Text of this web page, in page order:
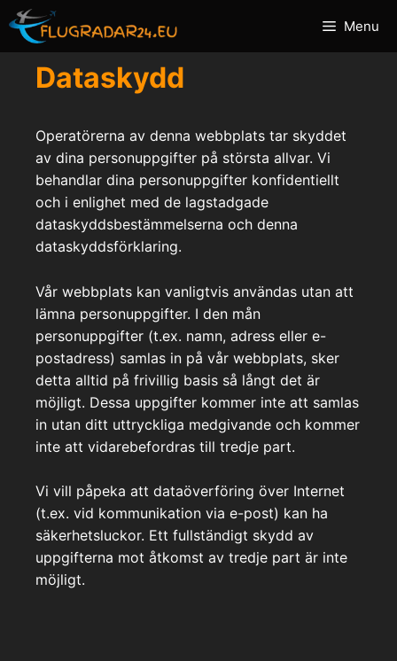
Hoppa
till
innehåll
Menu
Dataskydd
Operatörerna av denna webbplats tar skyddet
av dina personuppgifter på största allvar. Vi
behandlar dina personuppgifter konfidentiellt
och i enlighet med de lagstadgade
dataskyddsbestämmelserna och denna
dataskyddsförklaring.
Vår webbplats kan vanligtvis användas utan att
lämna personuppgifter. I den mån
personuppgifter (t.ex. namn, adress eller e-
postadress) samlas in på vår webbplats, sker
detta alltid på frivillig basis så långt det är
möjligt. Dessa uppgifter kommer inte att samlas
in utan ditt uttryckliga medgivande och kommer
inte att vidarebefordras till tredje part.
Vi vill påpeka att dataöverföring över Internet
(t.ex. vid kommunikation via e-post) kan ha
säkerhetsluckor. Ett fullständigt skydd av
uppgifterna mot åtkomst av tredje part är inte
möjligt.